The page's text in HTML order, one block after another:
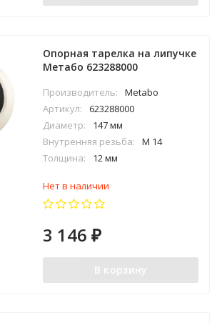
Опорная тарелка на липучке
Метабо 623288000
Производитель:
Metabo
Артикул:
623288000
Диаметр:
147 мм
Внутренняя резьба:
M 14
Толщина:
12 мм
Нет в наличии
3 146₽
В корзину